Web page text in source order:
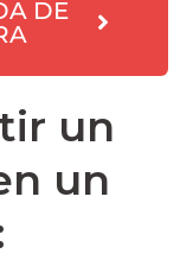
DE
un
un